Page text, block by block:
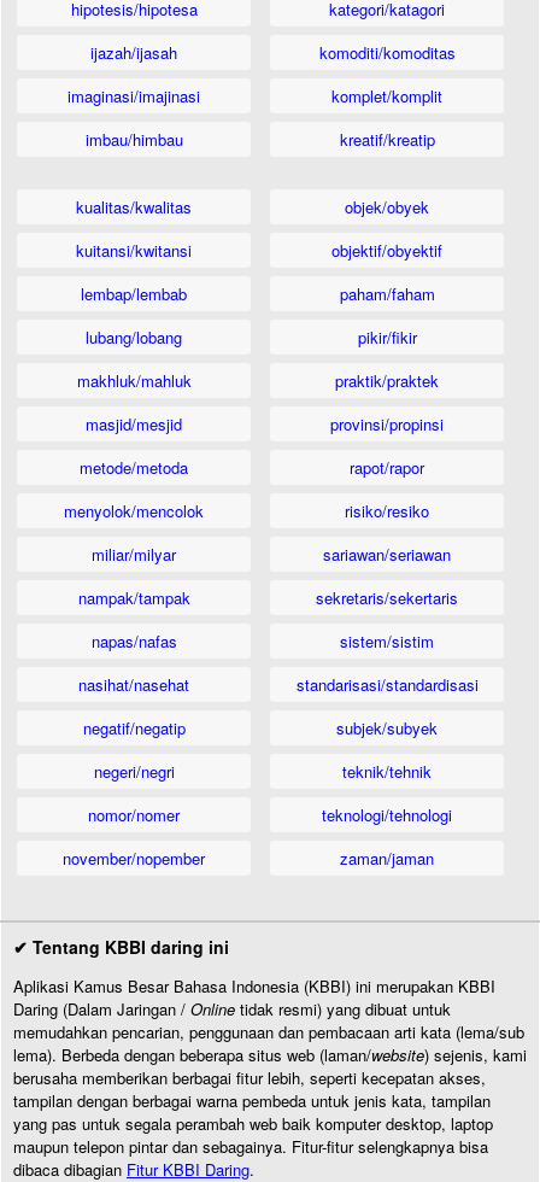
hipotesis/hipotesa
ijazah/ijasah
imaginasi/imajinasi
imbau/himbau
kategori/katagori
komoditi/komoditas
komplet/komplit
kreatif/kreatip
kualitas/kwalitas
kuitansi/kwitansi
lembap/lembab
lubang/lobang
makhluk/mahluk
masjid/mesjid
metode/metoda
menyolok/mencolok
miliar/milyar
nampak/tampak
napas/nafas
nasihat/nasehat
negatif/negatip
negeri/negri
nomor/nomer
november/nopember
objek/obyek
objektif/obyektif
paham/faham
pikir/fikir
praktik/praktek
provinsi/propinsi
rapot/rapor
risiko/resiko
sariawan/seriawan
sekretaris/sekertaris
sistem/sistim
standarisasi/standardisasi
subjek/subyek
teknik/tehnik
teknologi/tehnologi
zaman/jaman
✔ Tentang KBBI daring ini
Aplikasi Kamus Besar Bahasa Indonesia (KBBI) ini merupakan KBBI
Daring (Dalam Jaringan / Online tidak resmi) yang dibuat untuk
memudahkan pencarian, penggunaan dan pembacaan arti kata (lema/sub
lema). Berbeda dengan beberapa situs web (laman/website) sejenis, kami
berusaha memberikan berbagai fitur lebih, seperti kecepatan akses,
tampilan dengan berbagai warna pembeda untuk jenis kata, tampilan
yang pas untuk segala perambah web baik komputer desktop, laptop
maupun telepon pintar dan sebagainya. Fitur-fitur selengkapnya bisa
dibaca dibagian Fitur KBBI Daring.